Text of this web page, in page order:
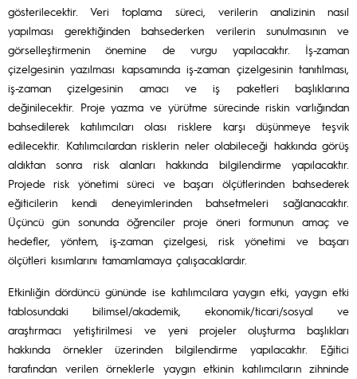
gösterilecektir. Veri toplama süreci, verilerin analizinin nasıl
yapılması gerektiğinden bahsederken verilerin sunulmasının ve
görselleştirmenin önemine de vurgu yapılacaktır. İş-zaman
çizelgesinin yazılması kapsamında iş-zaman çizelgesinin tanıtılması,
iş-zaman çizelgesinin amacı ve iş paketleri başlıklarına
değinilecektir. Proje yazma ve yürütme sürecinde riskin varlığından
bahsedilerek katılımcıları olası risklere karşı düşünmeye teşvik
edilecektir. Katılımcılardan risklerin neler olabileceği hakkında görüş
aldıktan sonra risk alanları hakkında bilgilendirme yapılacaktır.
Projede risk yönetimi süreci ve başarı ölçütlerinden bahsederek
eğiticilerin kendi deneyimlerinden bahsetmeleri sağlanacaktır.
Üçüncü gün sonunda öğrenciler proje öneri formunun amaç ve
hedefler, yöntem, iş-zaman çizelgesi, risk yönetimi ve başarı
ölçütleri kısımlarını tamamlamaya çalışacaklardır.
Etkinliğin dördüncü gününde ise katılımcılara yaygın etki, yaygın etki
tablosundaki bilimsel/akademik, ekonomik/ticari/sosyal ve
araştırmacı yetiştirilmesi ve yeni projeler oluşturma başlıkları
hakkında örnekler üzerinden bilgilendirme yapılacaktır. Eğitici
tarafından verilen örneklerle yaygın etkinin katılımcıların zihninde